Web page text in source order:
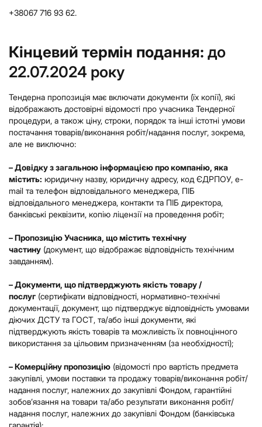
+38067 716 93 62.
Кінцевий термін подання: до
22.07.2024 року
Тендерна пропозиція має включати документи (їх копії), які
відображають достовірні відомості про учасника Тендерної
процедури, а також ціну, строки, порядок та інші істотні умови
постачання товарів/виконання робіт/надання послуг, зокрема,
але не виключно:
– Довідку з загальною інформацією про компанію, яка
містить: юридичну назву, юридичну адресу, код ЄДРПОУ, e-
mail та телефон відповідального менеджера, ПІБ
відповідального менеджера, контакти та ПІБ директора,
банківські реквізити, копію ліцензії на проведення робіт;
– Пропозицію Учасника, що містить технічну
частину (документ, що відображає відповідність технічним
завданням).
– Документи, що підтверджують якість товару /
послуг (сертифікати відповідності, нормативно-технічні
документації, документ, що підтверджує відповідність умовами
діючих ДСТУ та ГОСТ, та/або інші документи, які
підтверджують якість товарів та можливість їх повноцінного
використання за цільовим призначенням (за необхідності);
– Комерційну пропозицію (відомості про вартість предмета
закупівлі, умови поставки та продажу товарів/виконання робіт/
надання послуг, належних до закупівлі Фондом, гарантійні
зобов’язання на товари та/або результати виконання робіт/
надання послуг, належних до закупівлі Фондом (банківська